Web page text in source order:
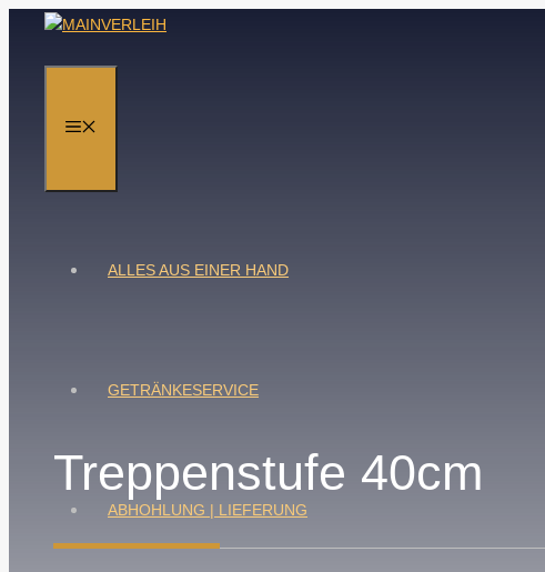
ALLES AUS EINER HAND
GETRÄNKESERVICE
ABHOHLUNG | LIEFERUNG
Treppenstufe 40cm